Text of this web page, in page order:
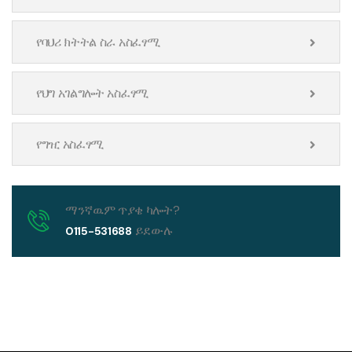
የባህሪ ክትትል ስራ አስፈፃሚ
የህግ አገልግሎት አስፈፃሚ
የግዢ አስፈፃሚ
ማንኛዉም ጥያቄ ካሎት?
0115-531688 ይደውሉ